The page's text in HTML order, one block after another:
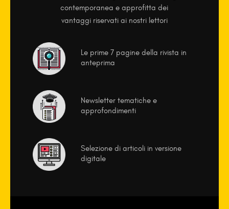
contemporanea e approfitta dei
vantaggi riservati ai nostri lettori
Le prime 7 pagine della rivista in
anteprima
Newsletter tematiche e
approfondimenti
Selezione di articoli in versione
digitale